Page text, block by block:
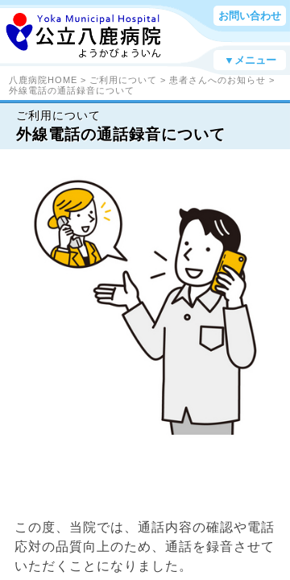
お問い合わせ
▼メニュー
八鹿病院HOME > ご利用について > 患者さんへのお知らせ >
外線電話の通話録音について
ご利用について
外線電話の通話録音について
この度、当院では、通話内容の確認や電話
応対の品質向上のため、通話を録音させて
いただくことになりました。